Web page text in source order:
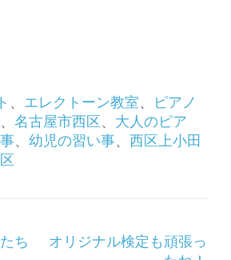
、 エレクトーン教室、
ピアノ
、 名古屋市西区、 大人のピア
、 幼児の習い事、 西区上小田
ち
オリジナル検定も頑張っ